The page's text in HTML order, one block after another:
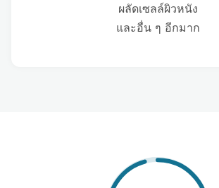
ผลัดเซลล์ผิวหนัง
และอื่น ๆ อีกมาก